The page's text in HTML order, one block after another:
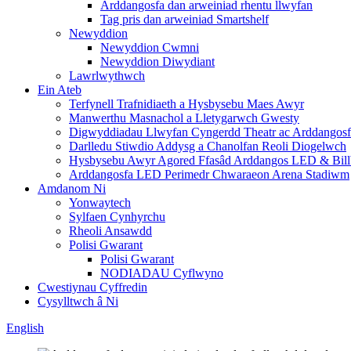
Arddangosfa dan arweiniad rhentu llwyfan
Tag pris dan arweiniad Smartshelf
Newyddion
Newyddion Cwmni
Newyddion Diwydiant
Lawrlwythwch
Ein Ateb
Terfynell Trafnidiaeth a Hysbysebu Maes Awyr
Manwerthu Masnachol a Lletygarwch Gwesty
Digwyddiadau Llwyfan Cyngerdd Theatr ac
Darlledu Stiwdio Addysg a Chanolfan Reoli Diogelwch
Hysbysebu Awyr Agored Ffasâd Arddangos LED &
Arddangosfa LED Perimedr Chwaraeon Arena Stadiwm
Amdanom Ni
Yonwaytech
Sylfaen Cynhyrchu
Rheoli Ansawdd
Polisi Gwarant
Polisi Gwarant
NODIADAU Cyflwyno
Cwestiynau Cyffredin
Cysylltwch â Ni
English